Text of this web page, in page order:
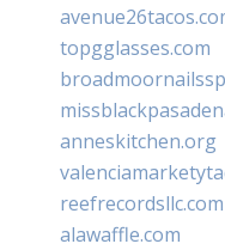
topgglasses.com
anneskitchen.org
reefrecordsllc.com
alawaffle.com